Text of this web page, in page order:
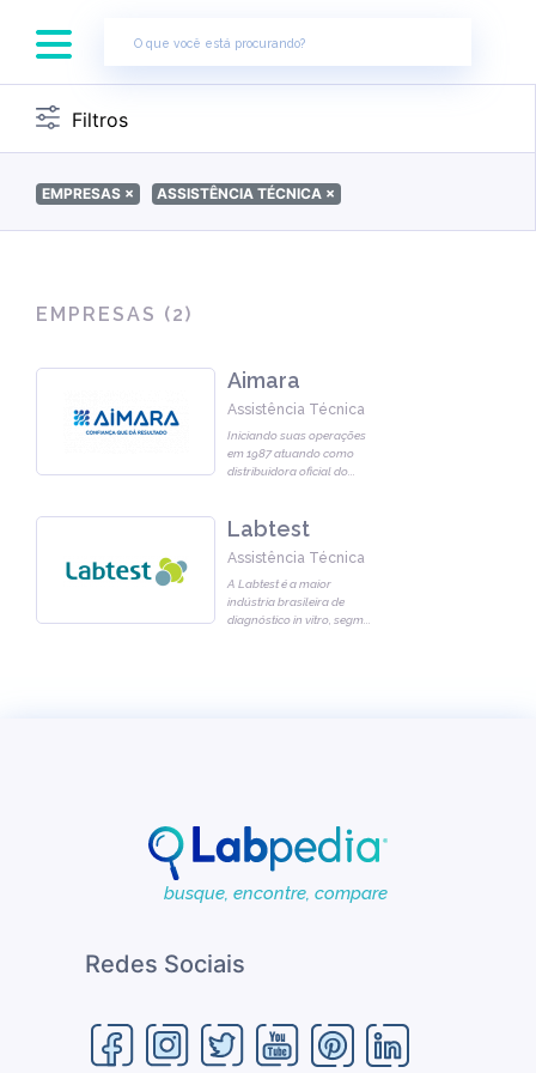
Filtros
EMPRESAS× ASSISTÊNCIA TÉCNICA ×
EMPRESAS (2)
Aimara
Assistência Técnica
Iniciando suas operações
em 1987 atuando como
distribuidora oficial do
Labtest
Assistência Técnica
A Labtest é a maior
indústria brasileira de
diagnóstico in vitro, segm
busque, encontre, compare
Redes Sociais